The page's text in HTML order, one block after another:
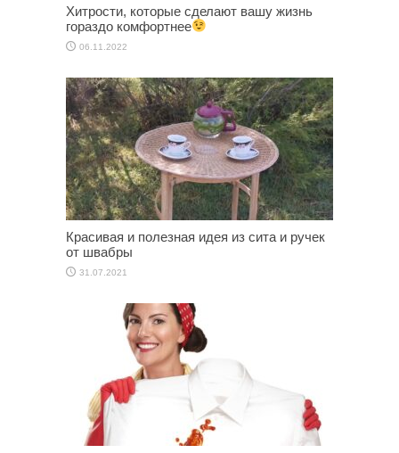
Хитрости, которые сделают вашу жизнь
гораздо комфортнее
06.11.2022
Красивая и полезная идея из сита и ручек
от швабры
31.07.2021